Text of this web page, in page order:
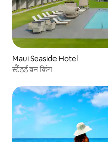
Maui Seaside Hotel
स्टैंडर्ड वन किंग